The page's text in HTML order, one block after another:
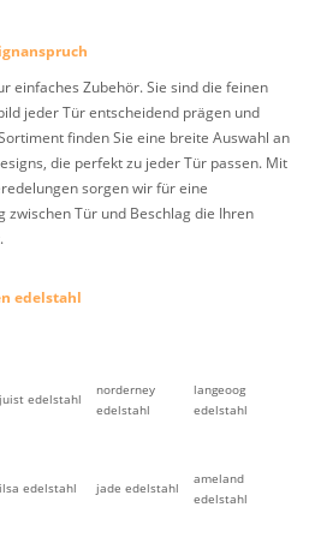
einfaches Zubehör. Sie sind die feinen
jeder Tür entscheidend prägen und
finden Sie eine breite Auswahl an
die perfekt zu jeder Tür passen. Mit
sorgen wir für eine
zwischen Tür und Beschlag die Ihren
edelstahl
juist edelstahl
norderney
edelstahl
langeoog
edelstahl
ilsa edelstahl jade edelstahl
ameland
edelstahl